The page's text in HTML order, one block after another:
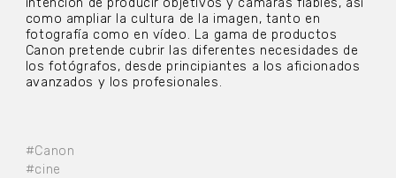
#Canon
#cine
intención de producir objetivos y cámaras fiables, así
como ampliar la cultura de la imagen, tanto en
fotografía como en vídeo. La gama de productos
Canon pretende cubrir las diferentes necesidades de
los fotógrafos, desde principiantes a los aficionados
avanzados y los profesionales.